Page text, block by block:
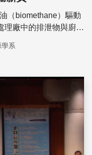
（biomethane）驅動
理廠中的排泄物與廚
沼渣
系
儲存